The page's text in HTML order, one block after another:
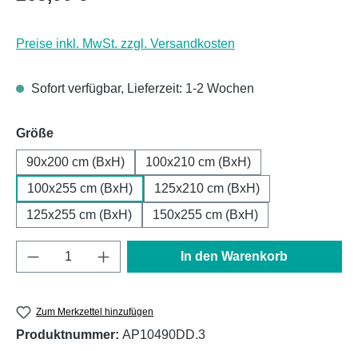
Preise inkl. MwSt. zzgl. Versandkosten
Sofort verfügbar, Lieferzeit: 1-2 Wochen
Größeauswählen
90x200 cm (BxH)
100x210 cm (BxH)
100x255 cm (BxH)
125x210 cm (BxH)
125x255 cm (BxH)
150x255 cm (BxH)
Produkt Anzahl: Gib den gewünschten
In den Warenkorb
Zum Merkzettel hinzufügen
Produktnummer: AP10490DD.3